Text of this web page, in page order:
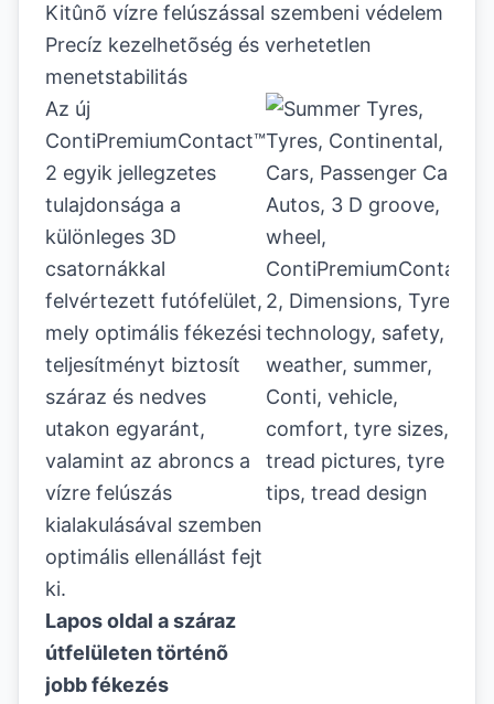
Kitûnõ vízre felúszással szembeni védelem
Precíz kezelhetõség és verhetetlen
menetstabilitás
Az új
ContiPremiumContact™
2 egyik jellegzetes
tulajdonsága a
különleges 3D
csatornákkal
felvértezett futófelület,
mely optimális fékezési
teljesítményt biztosít
száraz és nedves
utakon egyaránt,
valamint az abroncs a
vízre felúszás
kialakulásával szemben
optimális ellenállást fejt
ki.
Lapos oldal a száraz
útfelületen történõ
jobb fékezés